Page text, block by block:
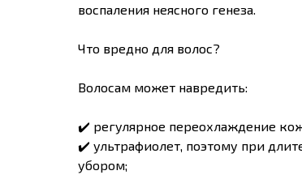
воспаления неясного генеза.
Что вредно для волос?
Волосам может навредить:
✔️ регулярное переохлаждение
✔️ ультрафиолет, поэтому при
убором;